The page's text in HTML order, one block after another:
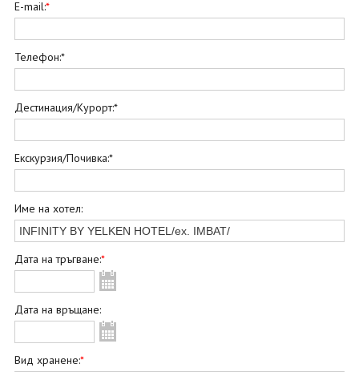
ФИРМЕНИ ДОКУМЕНТИ
0700 144 34
ПОСЛЕДВАЙТЕ НИ
E-mail:*
Телефон:*
Дестинация/Курорт:*
Екскурзия/Почивка:*
Име на хотел:
Дата на тръгване:*
Дата на връщане:
Вид хранене:*